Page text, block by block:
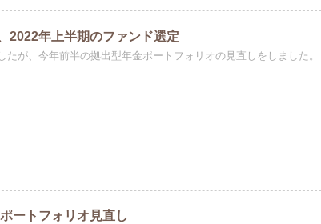
2022年上半期のファンド選定
たが、今年前半の拠出型年金ポートフォリオの見直しをしました。
ートフォリオ見直し